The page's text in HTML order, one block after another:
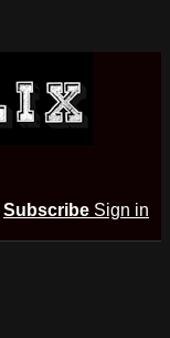
Subscribe Sign in